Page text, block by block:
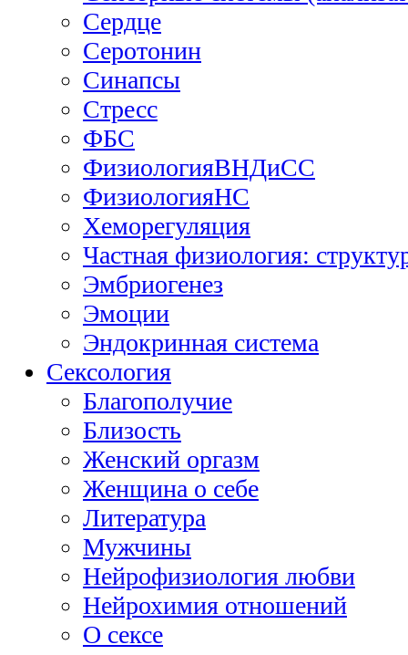
Сердце
Серотонин
Синапсы
Стресс
ФБС
ФизиологияВНДиСС
ФизиологияНС
Хеморегуляция
Частная физиология:
Эмбриогенез
Эмоции
Эндокринная система
Сексология
Благополучие
Близость
Женский оргазм
Женщина о себе
Литература
Мужчины
Нейрофизиология любви
Нейрохимия отношений
О сексе